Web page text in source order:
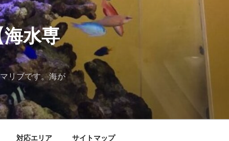
水専
リブです。海が
対応エリア サイトマップ